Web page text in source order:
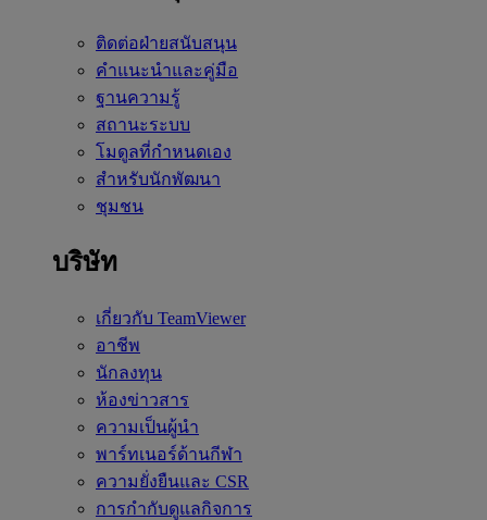
ติดต่อฝ่ายสนับสนุน
คำแนะนำและคู่มือ
ฐานความรู้
สถานะระบบ
โมดูลที่กำหนดเอง
สำหรับนักพัฒนา
ชุมชน
บริษัท
เกี่ยวกับ TeamViewer
อาชีพ
นักลงทุน
ห้องข่าวสาร
ความเป็นผู้นำ
พาร์ทเนอร์ด้านกีฬา
ความยั่งยืนและ CSR
การกำกับดูแลกิจการ